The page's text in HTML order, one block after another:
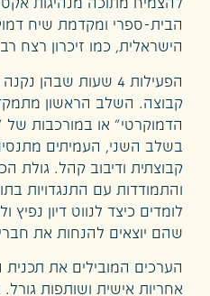
להצמיח מתוכה מנהיגות
הבית-ספרי ומקדמת שיח
הישראלית, כמו זיכרון רצח
הפעילות 4 שעות
קבוצה. השלב הראשון
הדמוקרטי" או במורכבות של
בשלב השני, העמיתים
קבוצתית ודיבוב קהל. גולת
והתמודדות עם התנגדויות
לומדים כיצד לנווט דיון
שהם יוצאים להנחות את
אחריות אישית ושותפות